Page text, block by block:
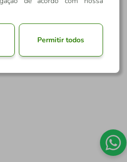
Permitir todos